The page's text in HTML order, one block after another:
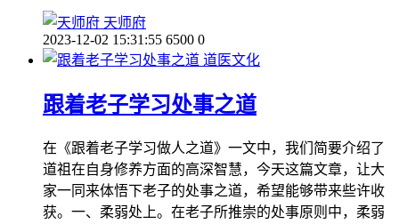
天师府
2023-12-02 15:31:55 6500 0
道医文化
跟着老子学习处事之道
在《跟着老子学习做人之道》一文中，我们简要介绍了
道祖在自身修养方面的高深智慧，今天这篇文章，让大
家一同来体悟下老子的处事之道，希望能够带来些许收
获。一、柔弱处上。在老子所推崇的处事原则中，柔弱